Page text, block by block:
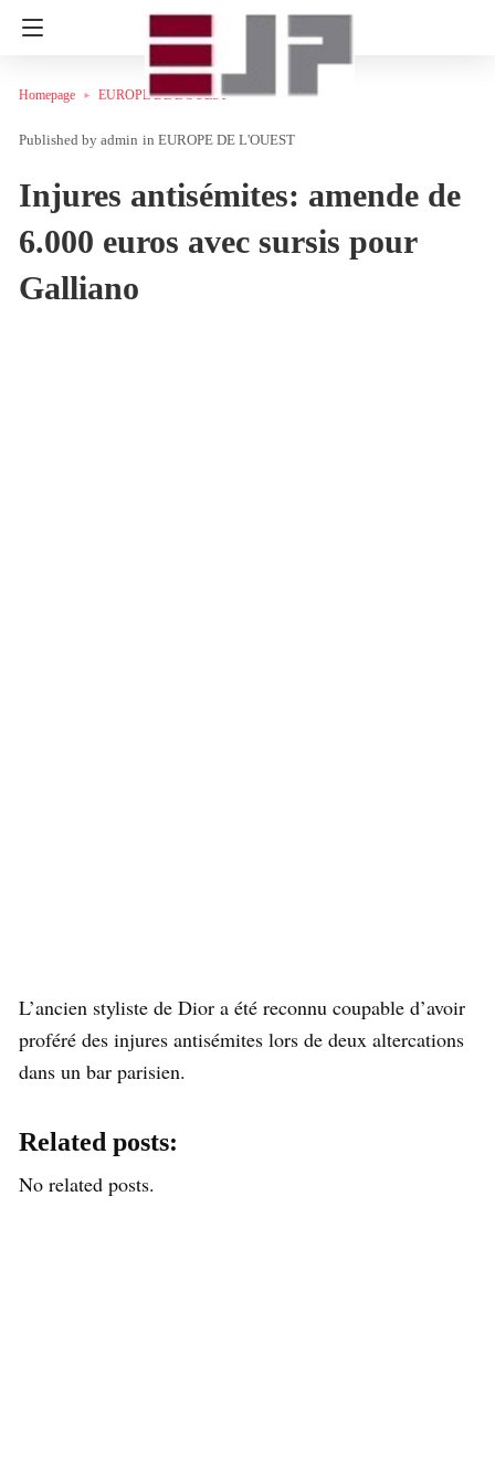
Homepage EUROPE DE L'OUEST
admin in EUROPE DE L'OUEST
Injures antisémites: amende de
6.000 euros avec sursis pour
Galliano
L’ancien styliste de Dior a été reconnu coupable d’avoir
proféré des injures antisémites lors de deux altercations
dans un bar parisien.
Related posts:
No related posts.